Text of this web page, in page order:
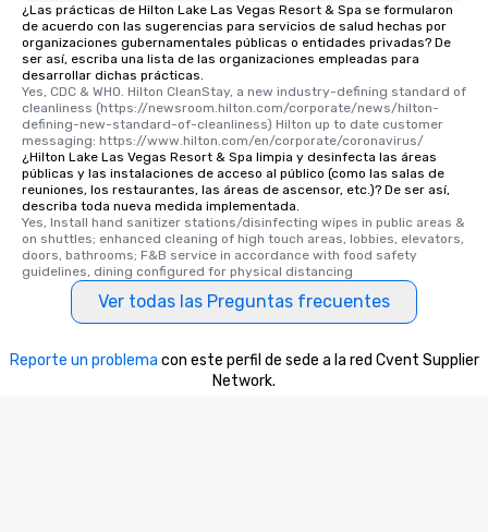
¿Las prácticas de Hilton Lake Las Vegas Resort & Spa se formularon
de acuerdo con las sugerencias para servicios de salud hechas por
organizaciones gubernamentales públicas o entidades privadas? De
ser así, escriba una lista de las organizaciones empleadas para
desarrollar dichas prácticas.
Yes, CDC & WHO. Hilton CleanStay, a new industry-defining standard of
cleanliness (https://newsroom.hilton.com/corporate/news/hilton-
defining-new-standard-of-cleanliness) Hilton up to date customer
messaging: https://www.hilton.com/en/corporate/coronavirus/
¿Hilton Lake Las Vegas Resort & Spa limpia y desinfecta las áreas
públicas y las instalaciones de acceso al público (como las salas de
reuniones, los restaurantes, las áreas de ascensor, etc.)? De ser así,
describa toda nueva medida implementada.
Yes, Install hand sanitizer stations/disinfecting wipes in public areas &
on shuttles; enhanced cleaning of high touch areas, lobbies, elevators,
doors, bathrooms; F&B service in accordance with food safety
guidelines, dining configured for physical distancing
Ver todas las Preguntas frecuentes
Reporte un problema con este perfil de sede a la red Cvent Supplier
Network.